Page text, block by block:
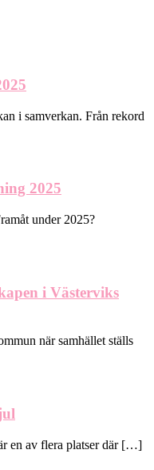
i samverkan. Från rekord
2025
under 2025?
i Västerviks
när samhället ställs
en av flera platser där […]